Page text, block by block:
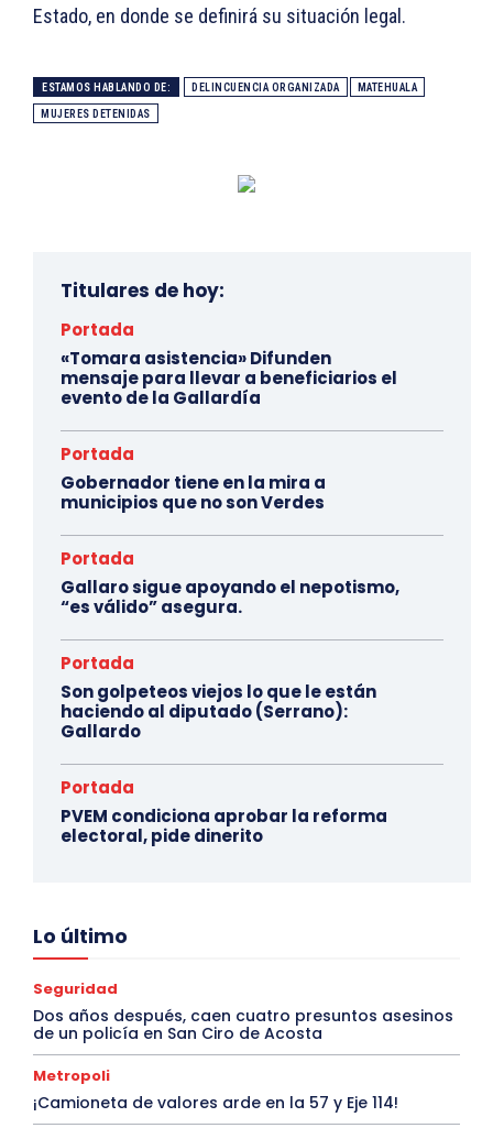
Estado, en donde se definirá su situación legal.
ESTAMOS HABLANDO DE: DELINCUENCIA ORGANIZADA MATEHUALA
MUJERES DETENIDAS
Titulares de hoy:
Portada
«Tomara asistencia» Difunden
mensaje para llevar a beneficiarios el
evento de la Gallardía
Portada
Gobernador tiene en la mira a
municipios que no son Verdes
Portada
Gallaro sigue apoyando el nepotismo,
“es válido” asegura.
Portada
Son golpeteos viejos lo que le están
haciendo al diputado (Serrano):
Gallardo
Portada
PVEM condiciona aprobar la reforma
electoral, pide dinerito
Lo último
Seguridad
Dos años después, caen cuatro presuntos asesinos
de un policía en San Ciro de Acosta
Metropoli
¡Camioneta de valores arde en la 57 y Eje 114!